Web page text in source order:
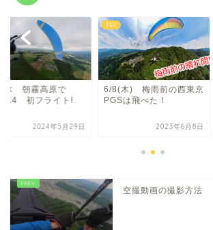
水 朝霧高原で
初フライト!
2024年5月29日
日記
6/8(木) 梅雨前の西東京
PGSは飛べた！
2023年6月8日
空撮動画の撮影方法